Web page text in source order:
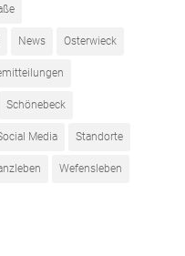
News Osterwieck
Schönebeck
Media Standorte
Wefensleben